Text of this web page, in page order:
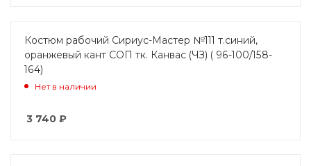
Костюм рабочий Сириус-Мастер №111 т.синий,
оранжевый кант СОП тк. Канвас (ЧЗ) ( 96-100/158-
164)
Нет в наличии
3 740 ₽